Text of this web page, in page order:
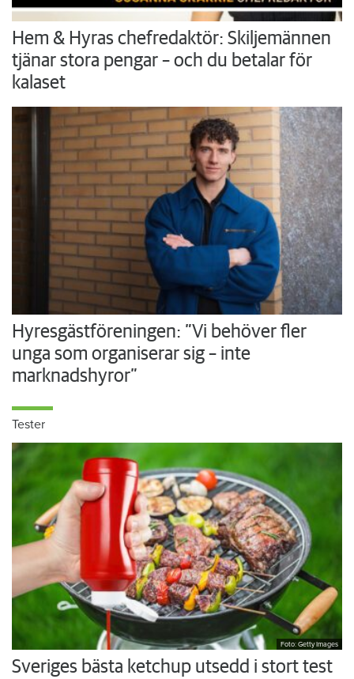
Hem & Hyras chefredaktör: Skiljemännen
tjänar stora pengar – och du betalar för
kalaset
Hyresgästföreningen: ”Vi behöver fler
unga som organiserar sig – inte
marknadshyror”
Tester
Foto: Getty Images
Sveriges bästa ketchup utsedd i stort test